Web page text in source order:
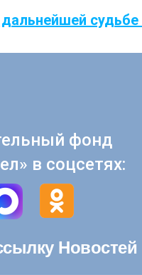
фонд
в соцсетях:
Новостей